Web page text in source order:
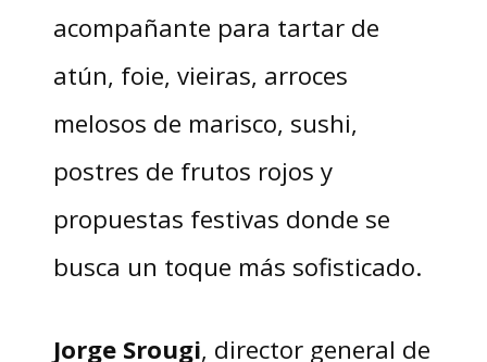
acompañante para tartar de
atún, foie, vieiras, arroces
melosos de marisco, sushi,
postres de frutos rojos y
propuestas festivas donde se
busca un toque más sofisticado.
Jorge Srougi, director general de